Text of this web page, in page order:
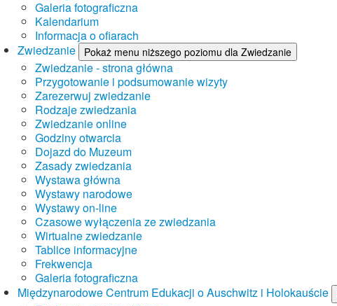
Galeria fotograficzna
Kalendarium
Informacja o ofiarach
Zwiedzanie
Pokaż menu niższego poziomu dla Zwiedzanie
Zwiedzanie - strona główna
Przygotowanie i podsumowanie wizyty
Zarezerwuj zwiedzanie
Rodzaje zwiedzania
Zwiedzanie online
Godziny otwarcia
Dojazd do Muzeum
Zasady zwiedzania
Wystawa główna
Wystawy narodowe
Wystawy on-line
Czasowe wyłączenia ze zwiedzania
Wirtualne zwiedzanie
Tablice informacyjne
Frekwencja
Galeria fotograficzna
Międzynarodowe Centrum Edukacji o Auschwitz i Holokauście